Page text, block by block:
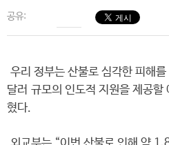
공유:
우리 정부는 산불로 심각한 피해
달러 규모의 인도적 지원을 제공
혔다.